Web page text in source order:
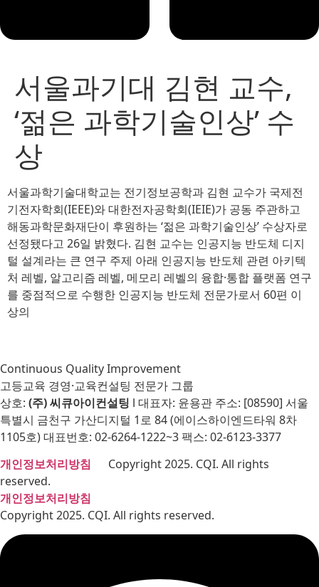
서울과기대 김현 교수,
‘젊은 과학기술인상’ 수
상
서울과학기술대학교는 전기정보공학과 김현 교수가 국제전
기전자학회(IEEE)와 대한전자공학회(IEIE)가 공동 주관하고
해동과학문화재단이 후원하는 ‘젊은 과학기술인상’ 수상자로
선정됐다고 26일 밝혔다. 김현 교수는 인공지능 반도체 디지
털 설계라는 큰 연구 주제 아래 인공지능 반도체 관련 아키텍
처 레벨, 알고리즘 레벨, 메모리 레벨의 융합·통합 플랫폼 연구
를 중점적으로 수행한 인공지능 반도체 전문가로서 60편 이
상의
Continuous Quality Improvement
고등교육 경영·교육컨설팅 전문가 그룹
상호: (주) 씨큐아이컨설팅 l 대표자: 윤용관 주소: [08590] 서울
특별시 금천구 가산디지털 1로 84 (에이스하이엔드타워 8차
1105호) 대표번호: 02-6264-1222~3 팩스: 02-6123-3377
개인정보처리방침 Copyright 2025. CQI. All rights
reserved.
개인정보처리방침
Copyright 2025. CQI. All rights reserved.